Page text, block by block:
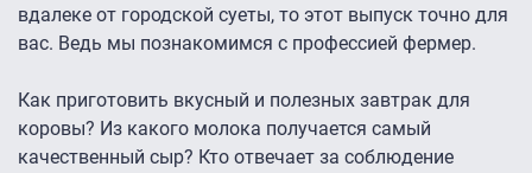
вдалеке от городской суеты, то этот выпуск точно для
вас. Ведь мы познакомимся с профессией фермер.
Как приготовить вкусный и полезных завтрак для
коровы? Из какого молока получается самый
качественный сыр? Кто отвечает за соблюдение